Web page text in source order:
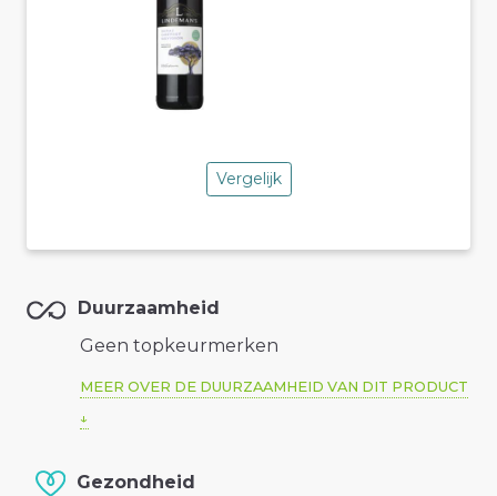
Vergelijk
Duurzaamheid
Geen topkeurmerken
MEER OVER DE DUURZAAMHEID VAN DIT PRODUCT
Gezondheid